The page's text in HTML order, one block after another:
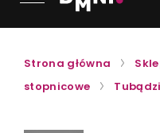
Strona główna
stopnicowe